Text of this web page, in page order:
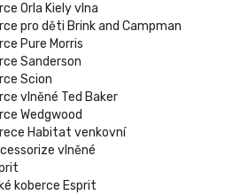
Orla Kiely vlna
pro děti Brink and Campman
Pure Morris
Sanderson
Scion
vlněné Ted Baker
Wedgwood
Habitat venkovní
vlněné
koberce Esprit